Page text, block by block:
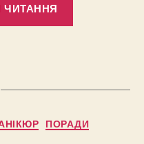
и
ПОРАДИ